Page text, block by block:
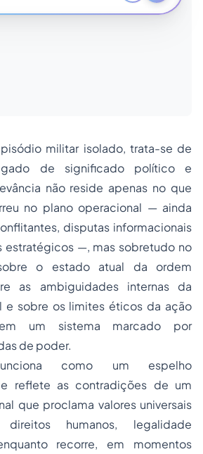
militar isolado, trata-se de
de significado político e
não reside apenas no que
no plano operacional — ainda
disputas informacionais
estratégicos —, mas sobretudo no
o estado atual da ordem
as ambiguidades internas da
e sobre os limites éticos da ação
um sistema marcado por
de poder.
como um espelho
reflete as contradições de um
que proclama valores universais
humanos, legalidade
recorre, em momentos